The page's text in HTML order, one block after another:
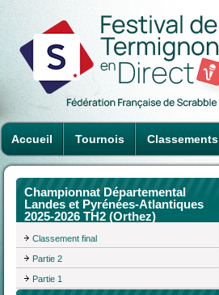
Accueil Tournois Classements
Championnat Départemental
Landes et Pyrénées-Atlantiques
2025-2026 TH2 (Orthez)
Classement final
Partie 2
Partie 1